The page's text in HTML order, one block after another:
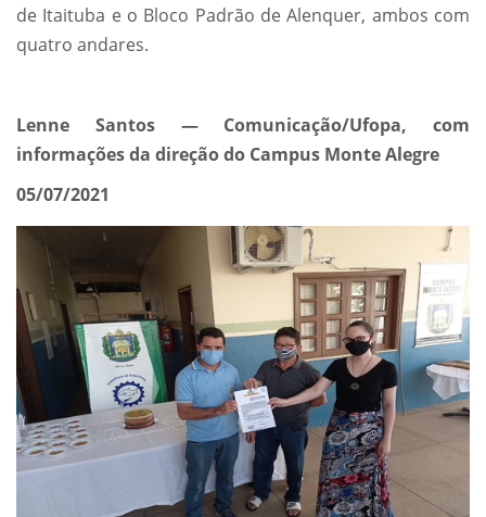
de Itaituba e o Bloco Padrão de Alenquer, ambos com
quatro andares.
Lenne Santos — Comunicação/Ufopa, com
informações da direção do Campus Monte Alegre
05/07/2021